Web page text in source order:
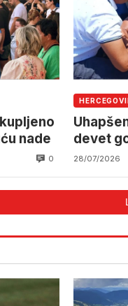
nade
0
devet
28/07/2026